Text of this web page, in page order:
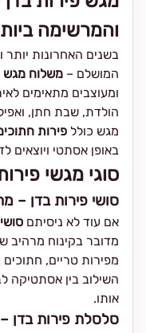
והמרשימה
בשנים האחרונות יותר
המושלם – משלוח מגש
ומעוצבים מתאימים
הולדת, שבת חתן,
מגש כולל פירות
באופן אסתטי ויוצאים
סוגי מגשי
סושי פירות בדן –
אם עוד לא ניסיתם
מדובר בקינוח מרהיב
מפירות טריים, חתוכים
השילוב בין אסתטיקה
אותו.
סלסלת פירות בדן